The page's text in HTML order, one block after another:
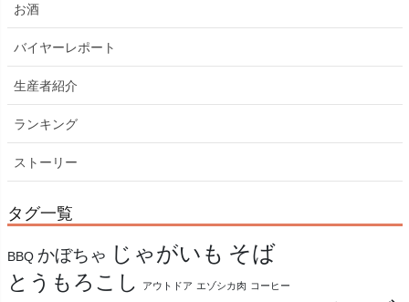
お酒
バイヤーレポート
生産者紹介
ランキング
ストーリー
タグ一覧
BBQ かぼちゃ じゃがいも そば
とうもろこし アウトドア エゾシカ肉 コーヒー